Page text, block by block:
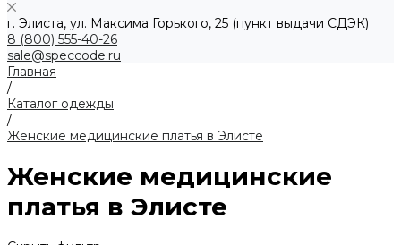
г. Элиста, ул. Максима Горького, 25 (пункт выдачи СДЭК)
8 (800) 555-40-26
sale@speccode.ru
Главная
/
Каталог одежды
/
Женские медицинские платья в Элисте
Женские медицинские
платья в Элисте